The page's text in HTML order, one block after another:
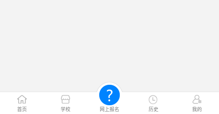
首页 学校 网上报名 历史 我的